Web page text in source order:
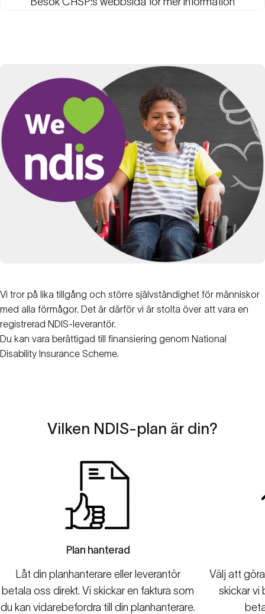
Vi tror på lika tillgång och större självständighet för människor
med alla förmågor. Det är därför vi är stolta över att vara en
registrerad NDIS-leverantör.
Du kan vara berättigad till finansiering genom National
Disability Insurance Scheme.
Vilken NDIS-plan är din?
Plan hanterad
Låt din planhanterare eller leverantör
betala oss direkt. Vi skickar en faktura som
du kan vidarebefordra till din planhanterare.
Välj att
skickar vi